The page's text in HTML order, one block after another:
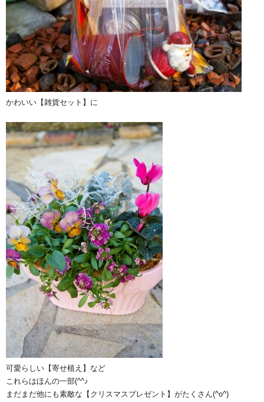
かわいい【雑貨セット】に
可愛らしい【寄せ植え】など
これらはほんの一部(^^♪
まだまだ他にも素敵な【クリスマスプレゼント】がたくさん(^o^)